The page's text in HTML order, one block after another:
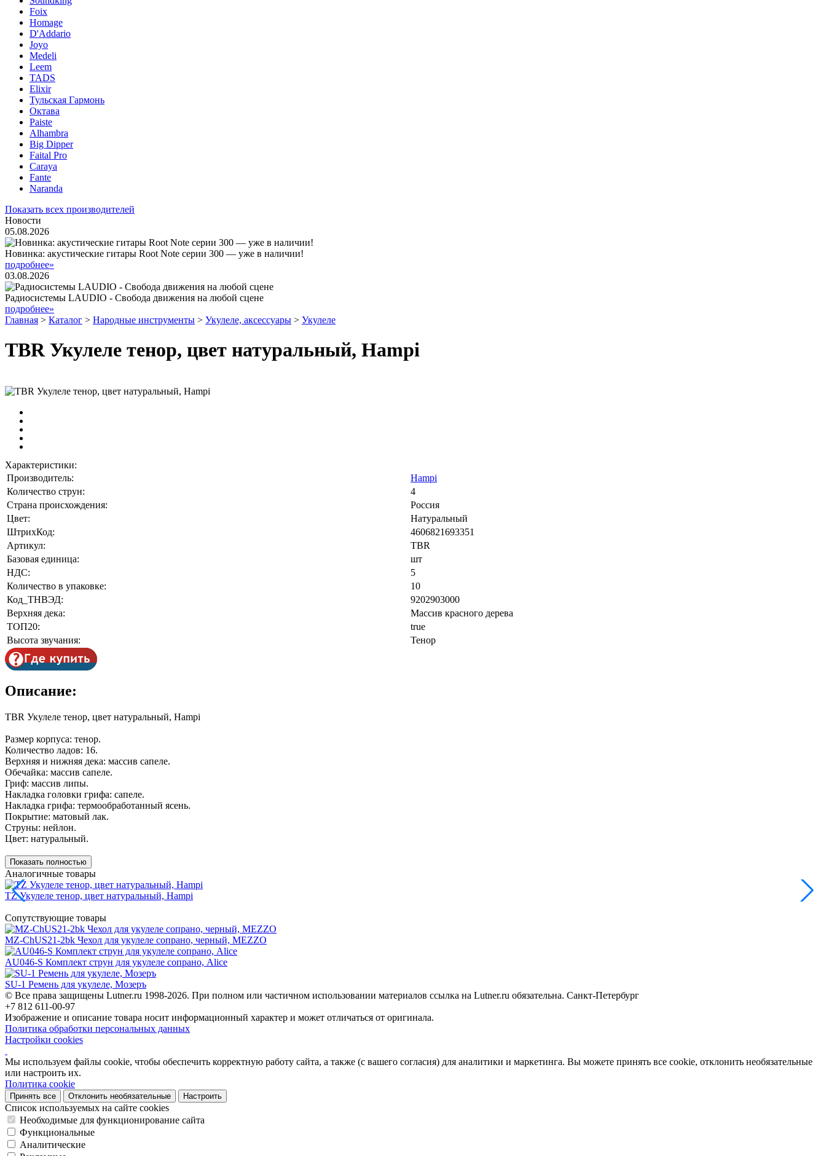
Foix
Homage
D'Addario
Joyo
Medeli
Leem
TADS
Elixir
Тульская Гармонь
Октава
Paiste
Alhambra
Big Dipper
Faital Pro
Caraya
Fante
Naranda
Показать всех производителей
Новости
05.08.2026
Новинка: акустические гитары Root Note серии 300 — уже в наличии!
подробнее»
03.08.2026
Радиосистемы LAUDIO - Свобода движения на любой сцене
подробнее»
Главная > Каталог > Народные инструменты > Укулеле, аксессуары > Укулеле
TBR Укулеле тенор, цвет натуральный, Hampi
Характеристики:
Производитель:
Hampi
Количество струн:
4
Страна происхождения:
Россия
Цвет:
Натуральный
ШтрихКод:
4606821693351
Артикул:
TBR
Базовая единица:
шт
НДС:
5
Количество в упаковке:
10
Код_ТНВЭД:
9202903000
Верхняя дека:
Массив красного дерева
ТОП20:
true
Высота звучания:
Тенор
Описание:
TBR Укулеле тенор, цвет натуральный, Hampi
Размер корпуса: тенор.
Количество ладов: 16.
Верхняя и нижняя дека: массив сапеле.
Обечайка: массив сапеле.
Гриф: массив липы.
Накладка головки грифа: сапеле.
Накладка грифа: термообработанный ясень.
Покрытие: матовый лак.
Струны: нейлон.
Цвет: натуральный.
Показать полностью
Аналогичные товары
TZ Укулеле тенор, цвет натуральный, Hampi
Сопутствующие товары
MZ-ChUS21-2bk Чехол для укулеле сопрано, черный, MEZZO
AU046-S Комплект струн для укулеле сопрано, Alice
SU-1 Ремень для укулеле, Мозеръ
© Все права защищены Lutner.ru 1998-2026. При полном или частичном использовании материалов ссылка на Lutner.ru обязательна. Санкт-Петербург
+7 812 611-00-97
Изображение и описание товара носит информационный характер и может отличаться от оригинала.
Политика обработки персональных данных
Настройки cookies
Мы используем файлы cookie, чтобы обеспечить корректную работу сайта, а также (с вашего согласия) для аналитики и маркетинга. Вы можете принять все cookie, отклонить необязательные
или настроить их.
Политика cookie
Принять все Отклонить необязательные Настроить
Список используемых на сайте cookies
Необходимые для функционирование сайта
Функциональные
Аналитические